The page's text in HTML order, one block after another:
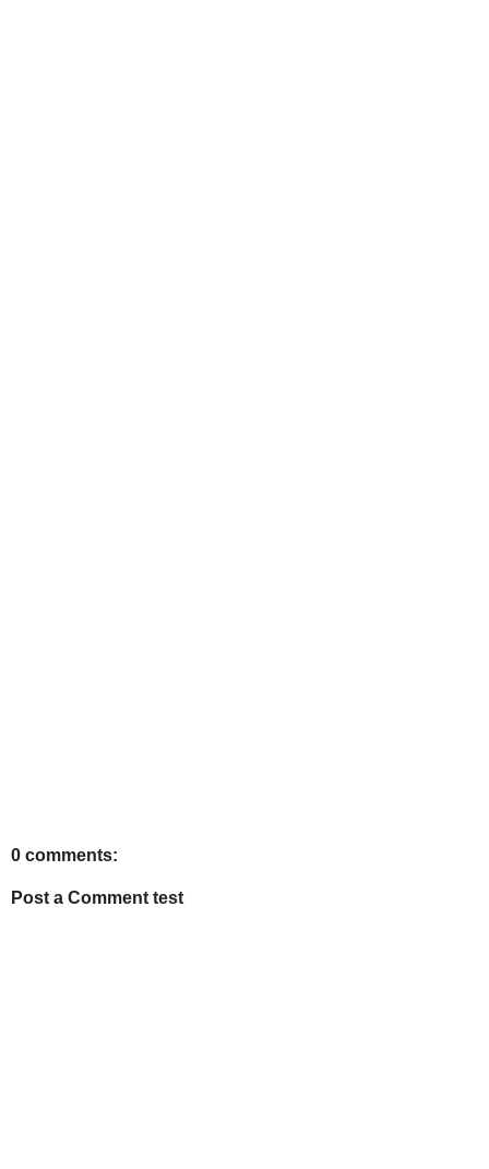
0 comments:
Post a Comment test